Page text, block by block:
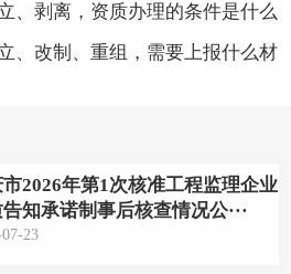
、剥离，资质办理的条件是什么
、改制、重组，需要上报什么材
2026年第1次核准工程监理企业
知承诺制事后核查情况公···
23